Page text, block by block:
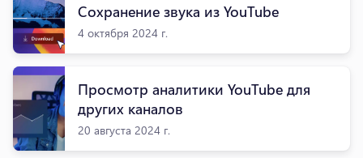
Сохранение звука из YouTube
4 октября 2024 г.
Просмотр аналитики YouTube для
других каналов
20 августа 2024 г.